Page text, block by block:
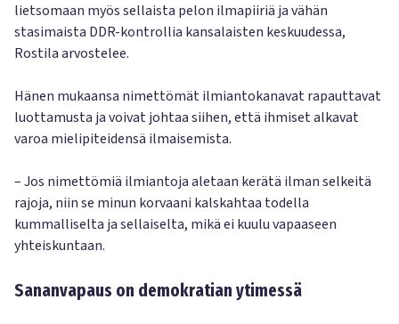
lietsomaan myös sellaista pelon ilmapiiriä ja vähän
stasimaista DDR-kontrollia kansalaisten keskuudessa,
Rostila arvostelee.
Hänen mukaansa nimettömät ilmiantokanavat rapauttavat
luottamusta ja voivat johtaa siihen, että ihmiset alkavat
varoa mielipiteidensä ilmaisemista.
– Jos nimettömiä ilmiantoja aletaan kerätä ilman selkeitä
rajoja, niin se minun korvaani kalskahtaa todella
kummalliselta ja sellaiselta, mikä ei kuulu vapaaseen
yhteiskuntaan.
Sananvapaus on demokratian ytimessä